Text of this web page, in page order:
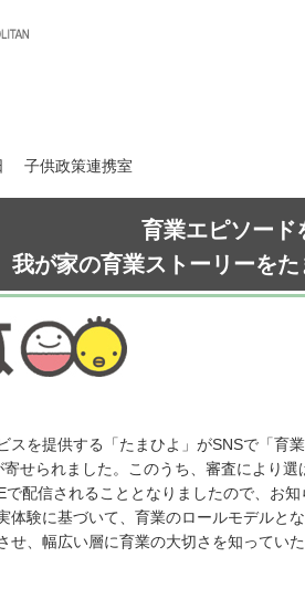
子供政策連携室
育業エピソード
我が家の育業ストーリーを
スを提供する「たまひよ」がSNSで「育
せられました。このうち、審査により
配信されることとなりましたので、お
験に基づいて、育業のロールモデルと
せ、幅広い層に育業の大切さを知ってい